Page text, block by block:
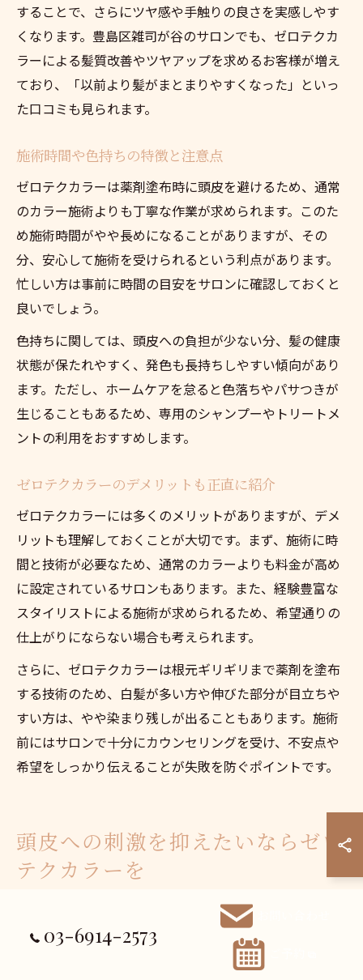
することで、さらにツヤ感や手触りの良さを実感しやす
くなります。豊島区雑司が谷のサロンでも、ゼロテクカ
ラーによる髪質改善やツヤアップを求めるお客様が増え
ており、「以前より髪がまとまりやすくなった」といっ
た口コミも見られます。
施術時間や色持ちの特徴と注意点
ゼロテクカラーは薬剤塗布時に頭皮を避けるため、通常
のカラー施術よりも丁寧な作業が求められます。このた
め施術時間がやや長めになることがありますが、その
分、安心して施術を受けられるという利点があります。
忙しい方は事前に時間の目安をサロンに確認しておくと
良いでしょう。
色持ちに関しては、頭皮への負担が少ない分、髪の健康
状態が保たれやすく、発色も長持ちしやすい傾向があり
ます。ただし、ホームケアを怠ると色落ちやパサつきが
生じることもあるため、専用のシャンプーやトリートメ
ントの利用をおすすめします。
ゼロテクカラーのデメリットも正直に紹介
ゼロテクカラーには多くのメリットがありますが、デメ
リットも理解しておくことが大切です。まず、施術に時
間と技術が必要なため、通常のカラーよりも料金が高め
に設定されているサロンもあります。また、経験豊富な
スタイリストによる施術が求められるため、希望通りの
仕上がりにならない場合も考えられます。
さらに、ゼロテクカラーは根元ギリギリまで薬剤を塗布
する技術のため、白髪が多い方や伸びた部分が目立ちや
すい方は、やや染まり残しが出ることもあります。施術
前にはサロンで十分にカウンセリングを受け、不安点や
希望をしっかり伝えることが失敗を防ぐポイントです。
頭皮への刺激を抑えたいならゼロ
テクカラーを
頭皮刺激を減らすゼロテクカラーの利点
ゼロテクカラーは、カラー剤を頭皮に直接つけない独自
の塗布技術を用いることで、頭皮への刺激や負担を大幅
03-6914-2573